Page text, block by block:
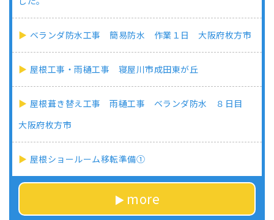
ベランダ防水工事 簡易防水 作業１日 大阪府枚方市
屋根工事・雨樋工事 寝屋川市成田東が丘
屋根葺き替え工事 雨樋工事 ベランダ防水 ８日目
大阪府枚方市
屋根ショールーム移転準備①
more